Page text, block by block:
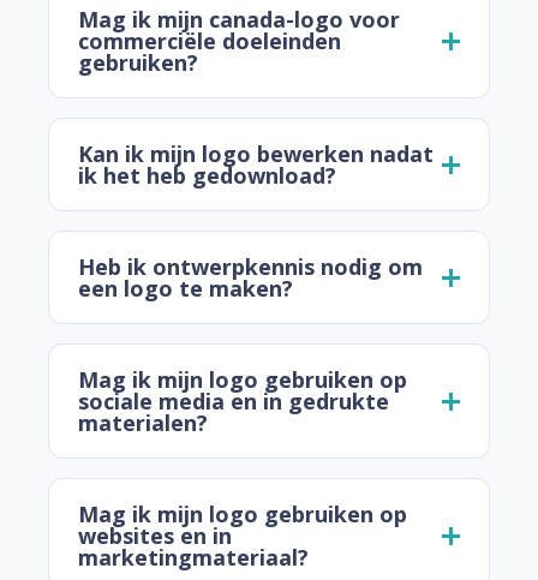
Mag ik mijn canada-logo voor
commerciële doeleinden
gebruiken?
Kan ik mijn logo bewerken nadat
ik het heb gedownload?
Heb ik ontwerpkennis nodig om
een logo te maken?
Mag ik mijn logo gebruiken op
sociale media en in gedrukte
materialen?
Mag ik mijn logo gebruiken op
websites en in
marketingmateriaal?